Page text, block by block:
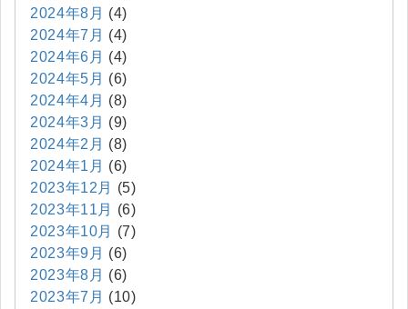
2024年8月 (4)
2024年7月 (4)
2024年6月 (4)
2024年5月 (6)
2024年4月 (8)
2024年3月 (9)
2024年2月 (8)
2024年1月 (6)
2023年12月
(5)
2023年11月
(6)
2023年10月
(7)
2023年9月 (6)
2023年8月 (6)
2023年7月 (10)